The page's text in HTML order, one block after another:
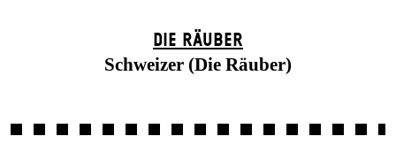
DIE RÄUBER
Schweizer (Die Räuber)